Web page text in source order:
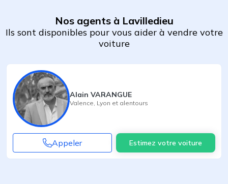
Nos agents à Lavilledieu
Ils sont disponibles pour vous aider à vendre votre
voiture
Alain VARANGUE
Valence Lyon et alentours
Appeler Estimez votre voiture